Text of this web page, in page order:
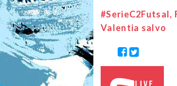
#SerieC2Futsal,
Valentia salvo